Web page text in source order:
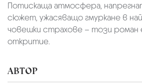
Потискаща атмосфера,
сюжет, ужасяващо гмуркане в
човешки страхове – този роман
откритие.
АВТОР